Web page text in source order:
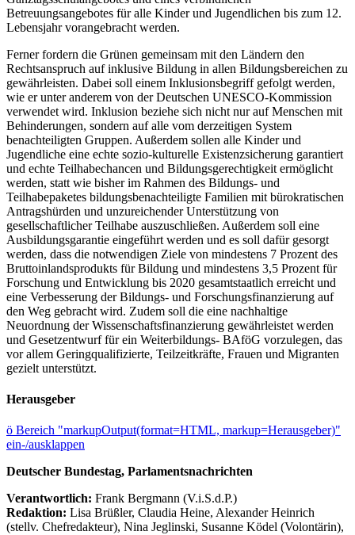
Betreuungsangebotes für alle Kinder und Jugendlichen bis zum 12.
Lebensjahr vorangebracht werden.
Ferner fordern die Grünen gemeinsam mit den Ländern den
Rechtsanspruch auf inklusive Bildung in allen Bildungsbereichen zu
gewährleisten. Dabei soll einem Inklusionsbegriff gefolgt werden,
wie er unter anderem von der Deutschen UNESCO-Kommission
verwendet wird. Inklusion beziehe sich nicht nur auf Menschen mit
Behinderungen, sondern auf alle vom derzeitigen System
benachteiligten Gruppen. Außerdem sollen alle Kinder und
Jugendliche eine echte sozio-kulturelle Existenzsicherung garantiert
und echte Teilhabechancen und Bildungsgerechtigkeit ermöglicht
werden, statt wie bisher im Rahmen des Bildungs- und
Teilhabepaketes bildungsbenachteiligte Familien mit bürokratischen
Antragshürden und unzureichender Unterstützung von
gesellschaftlicher Teilhabe auszuschließen. Außerdem soll eine
Ausbildungsgarantie eingeführt werden und es soll dafür gesorgt
werden, dass die notwendigen Ziele von mindestens 7 Prozent des
Bruttoinlandsprodukts für Bildung und mindestens 3,5 Prozent für
Forschung und Entwicklung bis 2020 gesamtstaatlich erreicht und
eine Verbesserung der Bildungs- und Forschungsfinanzierung auf
den Weg gebracht wird. Zudem soll die eine nachhaltige
Neuordnung der Wissenschaftsfinanzierung gewährleistet werden
und Gesetzentwurf für ein Weiterbildungs- BAföG vorzulegen, das
vor allem Geringqualifizierte, Teilzeitkräfte, Frauen und Migranten
gezielt unterstützt.
Herausgeber
ö Bereich "markupOutput(format=HTML, markup=Herausgeber)"
ein-/ausklappen
Deutscher Bundestag, Parlamentsnachrichten
Verantwortlich: Frank Bergmann (V.i.S.d.P.)
Redaktion: Lisa Brüßler, Claudia Heine, Alexander Heinrich
(stellv. Chefredakteur), Nina Jeglinski, Susanne Ködel (Volontärin),